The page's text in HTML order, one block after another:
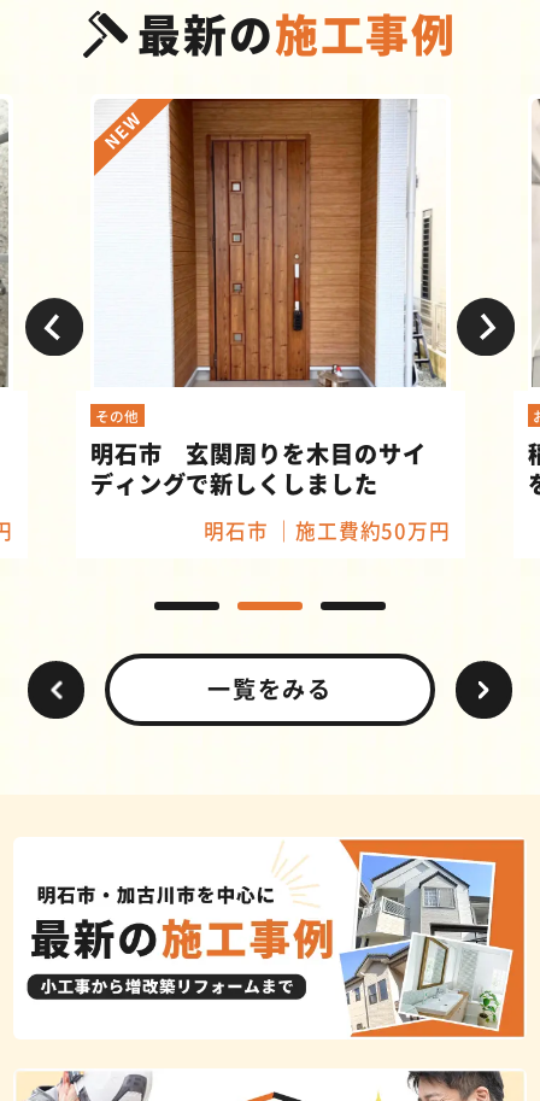
最新の施工事例
玄関周りを木目のサイ
で新しくしました
施工費約50万円
稲美町 天井高
をシステムバ
加古郡稲美町
一覧をみる